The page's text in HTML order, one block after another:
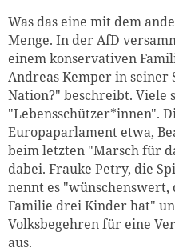
Was das eine mit dem
Menge. In der AfD
einem konservativen
Andreas Kemper in seiner
Nation?" beschreibt. Viele
"Lebensschützer*innen".
Europaparlament etwa,
beim letzten "Marsch für
dabei. Frauke Petry, die
nennt es "wünschenswert,
Familie drei Kinder hat"
Volksbegehren für eine
aus.